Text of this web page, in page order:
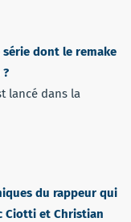
série dont le remake
lancé dans la
du rappeur qui
Ciotti et Christian